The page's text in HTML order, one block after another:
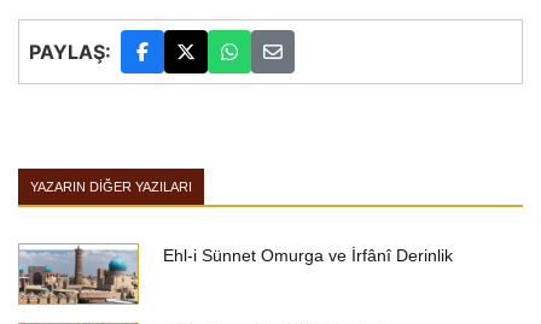
PAYLAŞ:
YAZARIN DIĞER YAZILARI
Ehl-i Sünnet Omurga ve İrfânî Derinlik